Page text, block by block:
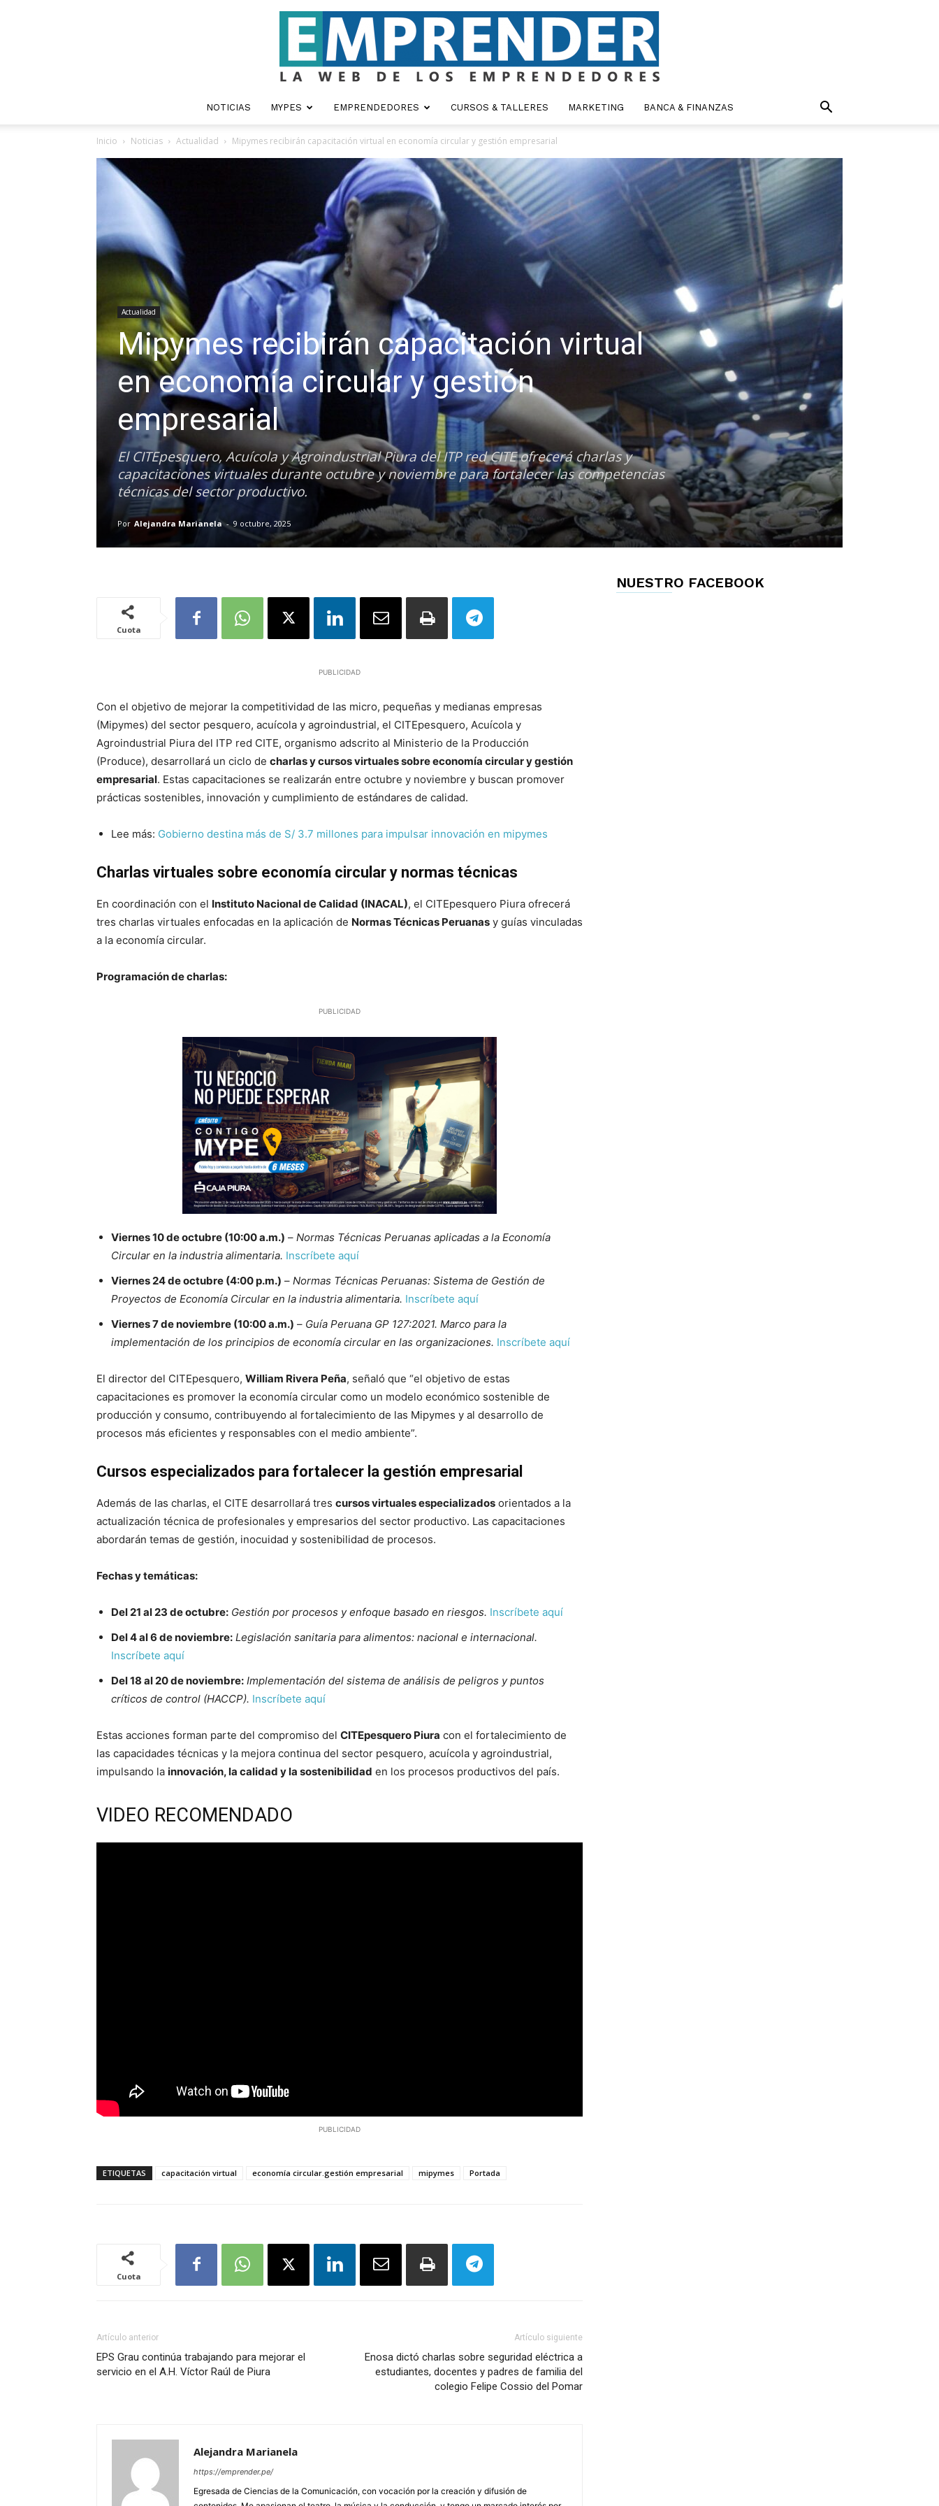
NOTICIAS MYPES EMPRENDEDORES CURSOS & TALLERES MARKETING BANCA & FINANZAS
Inicio Noticias Actualidad Mipymes recibirán capacitación virtual en economía circular y gestión empresarial
Actualidad
Mipymes recibirán capacitación virtual
en economía circular y gestión
empresarial
El CITEpesquero, Acuícola y Agroindustrial Piura del ITP red CITE ofrecerá charlas y
capacitaciones virtuales durante octubre y noviembre para fortalecer las competencias
técnicas del sector productivo.
Por Alejandra Marianela - 9 octubre, 2025
Cuota
PUBLICIDAD
Con el objetivo de mejorar la competitividad de las micro, pequeñas y medianas empresas
(Mipymes) del sector pesquero, acuícola y agroindustrial, el CITEpesquero, Acuícola y
Agroindustrial Piura del ITP red CITE, organismo adscrito al Ministerio de la Producción
(Produce), desarrollará un ciclo de charlas y cursos virtuales sobre economía circular y gestión
empresarial. Estas capacitaciones se realizarán entre octubre y noviembre y buscan promover
prácticas sostenibles, innovación y cumplimiento de estándares de calidad.
Lee más: Gobierno destina más de S/ 3.7 millones para impulsar innovación en mipymes
Charlas virtuales sobre economía circular y normas técnicas
En coordinación con el Instituto Nacional de Calidad (INACAL), el CITEpesquero Piura ofrecerá
tres charlas virtuales enfocadas en la aplicación de Normas Técnicas Peruanas y guías vinculadas
a la economía circular.
Programación de charlas:
PUBLICIDAD
Viernes 10 de octubre (10:00 a.m.) – Normas Técnicas Peruanas aplicadas a la Economía
Circular en la industria alimentaria. Inscríbete aquí
Viernes 24 de octubre (4:00 p.m.) – Normas Técnicas Peruanas: Sistema de Gestión de
Proyectos de Economía Circular en la industria alimentaria. Inscríbete aquí
Viernes 7 de noviembre (10:00 a.m.) – Guía Peruana GP 127:2021. Marco para la
implementación de los principios de economía circular en las organizaciones. Inscríbete aquí
El director del CITEpesquero, William Rivera Peña, señaló que “el objetivo de estas
capacitaciones es promover la economía circular como un modelo económico sostenible de
producción y consumo, contribuyendo al fortalecimiento de las Mipymes y al desarrollo de
procesos más eficientes y responsables con el medio ambiente”.
Cursos especializados para fortalecer la gestión empresarial
Además de las charlas, el CITE desarrollará tres cursos virtuales especializados orientados a la
actualización técnica de profesionales y empresarios del sector productivo. Las capacitaciones
abordarán temas de gestión, inocuidad y sostenibilidad de procesos.
Fechas y temáticas:
Del 21 al 23 de octubre: Gestión por procesos y enfoque basado en riesgos. Inscríbete aquí
Del 4 al 6 de noviembre: Legislación sanitaria para alimentos: nacional e internacional.
Inscríbete aquí
Del 18 al 20 de noviembre: Implementación del sistema de análisis de peligros y puntos
críticos de control (HACCP). Inscríbete aquí
Estas acciones forman parte del compromiso del CITEpesquero Piura con el fortalecimiento de
las capacidades técnicas y la mejora continua del sector pesquero, acuícola y agroindustrial,
impulsando la innovación, la calidad y la sostenibilidad en los procesos productivos del país.
VIDEO RECOMENDADO
PUBLICIDAD
ETIQUETAS capacitación virtual economía circular.gestión empresarial mipymes Portada
Cuota
Artículo anterior
EPS Grau continúa trabajando para mejorar el
servicio en el A.H. Víctor Raúl de Piura
Artículo siguiente
Enosa dictó charlas sobre seguridad eléctrica a
estudiantes, docentes y padres de familia del
colegio Felipe Cossio del Pomar
Alejandra Marianela
https://emprender.pe/
Egresada de Ciencias de la Comunicación, con vocación por la creación y difusión de
NUESTRO FACEBOOK